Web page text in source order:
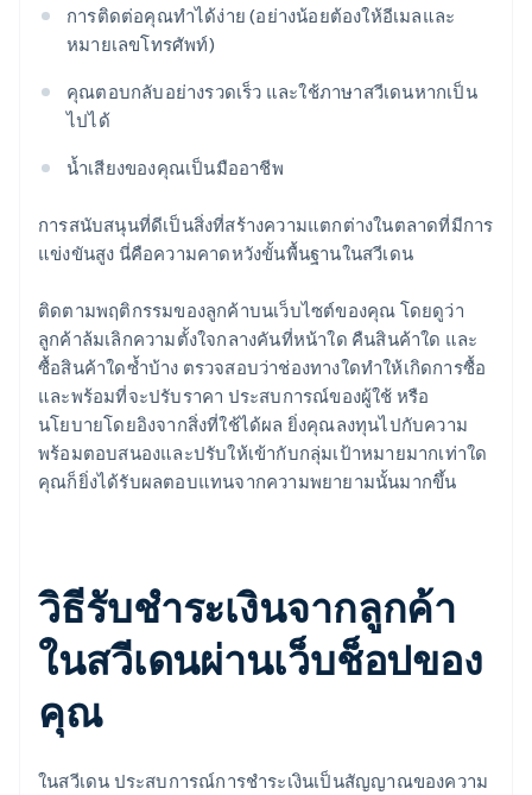
การติดต่อคุณทำได้ง่าย (อย่างน้อยต้องให้อีเมลและ
หมายเลขโทรศัพท์)
คุณตอบกลับอย่างรวดเร็ว และใช้ภาษาสวีเดนหากเป็น
ไปได้
น้ำเสียงของคุณเป็นมืออาชีพ
การสนับสนุนที่ดีเป็นสิ่งที่สร้างความแตกต่างในตลาดที่มีการ
แข่งขันสูง นี่คือความคาดหวังขั้นพื้นฐานในสวีเดน
ติดตามพฤติกรรมของลูกค้าบนเว็บไซต์ของคุณ โดยดูว่า
ลูกค้าล้มเลิกความตั้งใจกลางคันที่หน้าใด คืนสินค้าใด และ
ซื้อสินค้าใดซ้ำบ้าง ตรวจสอบว่าช่องทางใดทำให้เกิดการซื้อ
และพร้อมที่จะปรับราคา ประสบการณ์ของผู้ใช้ หรือ
นโยบายโดยอิงจากสิ่งที่ใช้ได้ผล ยิ่งคุณลงทุนไปกับความ
พร้อมตอบสนองและปรับให้เข้ากับกลุ่มเป้าหมายมากเท่าใด
คุณก็ยิ่งได้รับผลตอบแทนจากความพยายามนั้นมากขึ้น
วิธีรับชำระเงินจากลูกค้า
ในสวีเดนผ่านเว็บช็อปของ
คุณ
ในสวีเดน ประสบการณ์การชำระเงินเป็นสัญญาณของความ